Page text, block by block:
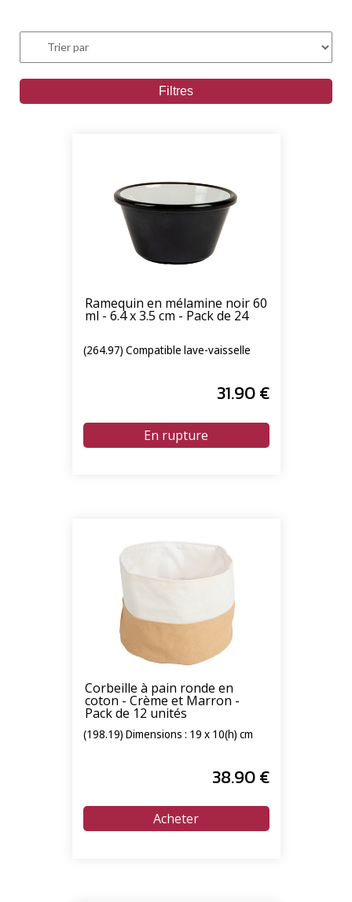
Filtres
Ramequin en mélamine noir 60
ml - 6.4 x 3.5 cm - Pack de 24
(264.97) Compatible lave-vaisselle
31.90€
Corbeille à pain ronde en
coton - Crème et Marron -
Pack de 12 unités
(198.19) Dimensions : 19 x 10(h) cm
38.90€